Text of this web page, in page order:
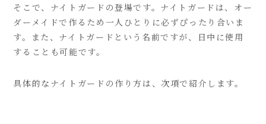
そこで、ナイトガードの登場です。ナイトガードは、オー
ダーメイドで作るため一人ひとりに必ずぴったり合いま
す。また、ナイトガードという名前ですが、日中に使用
することも可能です。
具体的なナイトガードの作り方は、次項で紹介します。